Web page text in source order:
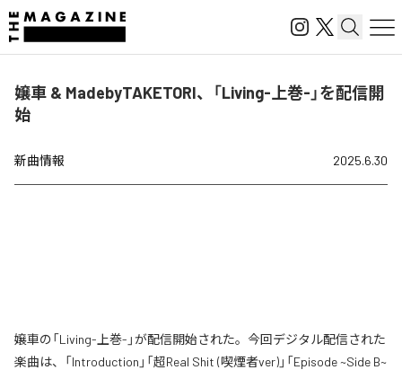
嬢車 & MadebyTAKETORI、「Living-上巻-」を配信開
始
新曲情報 2025.6.30
嬢車の「Living-上巻-」が配信開始された。今回デジタル配信された
楽曲は、「Introduction」「超Real Shit (喫煙者ver)」「Episode ~Side B~